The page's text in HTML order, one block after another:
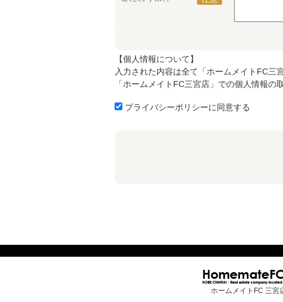
【個人情報について】
入力された内容は全て「ホームメイトFC三
「ホームメイトFC三宮店」での個人情報の
プライバシーポリシーに同意する
ホームメイトFC 三